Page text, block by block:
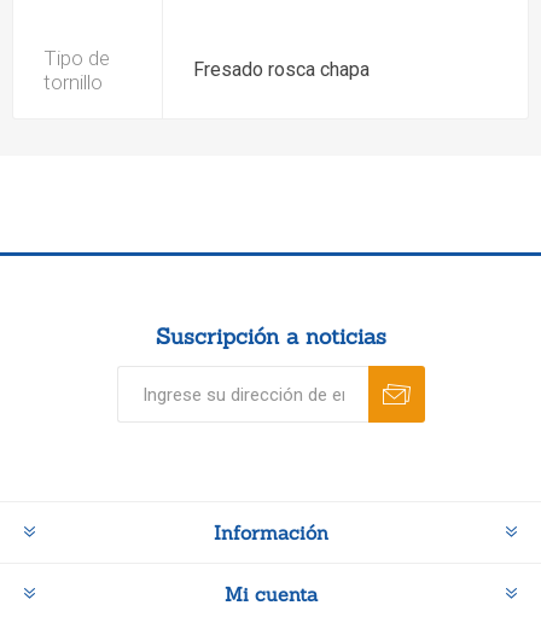
Tipo de
tornillo
Fresado rosca chapa
Suscripción a noticias
Información
Mi cuenta